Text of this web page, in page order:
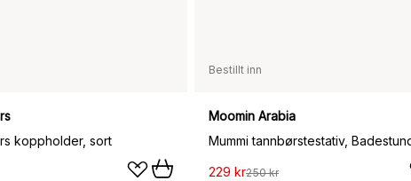
koppholder, sort
Bestillt inn
Moomin Arabia
229 kr250 kr